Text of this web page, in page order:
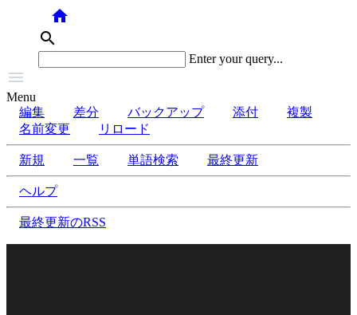
home
search
Enter your query...

Menu
編集
差分 バックアップ 添付
複製
名前変更
リロード
新規 一覧 単語検索 最終更新
ヘルプ
最終更新のRSS